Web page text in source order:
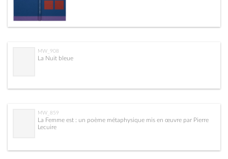
MW_908
La Nuit bleue
MW_859
La Femme est : un poème métaphysique mis en œuvre par Pierre
Lecuire